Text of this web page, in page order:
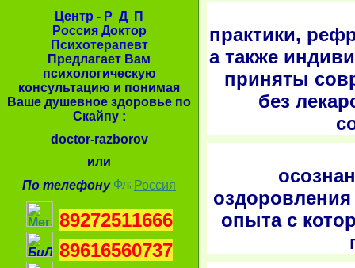
Центр - Р Д П
Россия Доктор
Психотерапевт
Предлагает Вам
психологическую
консультацию и понимая
Ваше душевное здоровье по
Скайпу :
doctor-razborov
или
По телефону
Россия
89272511666
89616560737
практики,
а также
приняты
без
оздоровления
опыта с